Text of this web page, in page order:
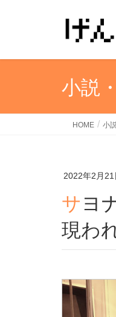
小説
HOME 小
2022年2月21
サヨナラ東京 第二の季節。酷寒。下痢男の正体が
現わ